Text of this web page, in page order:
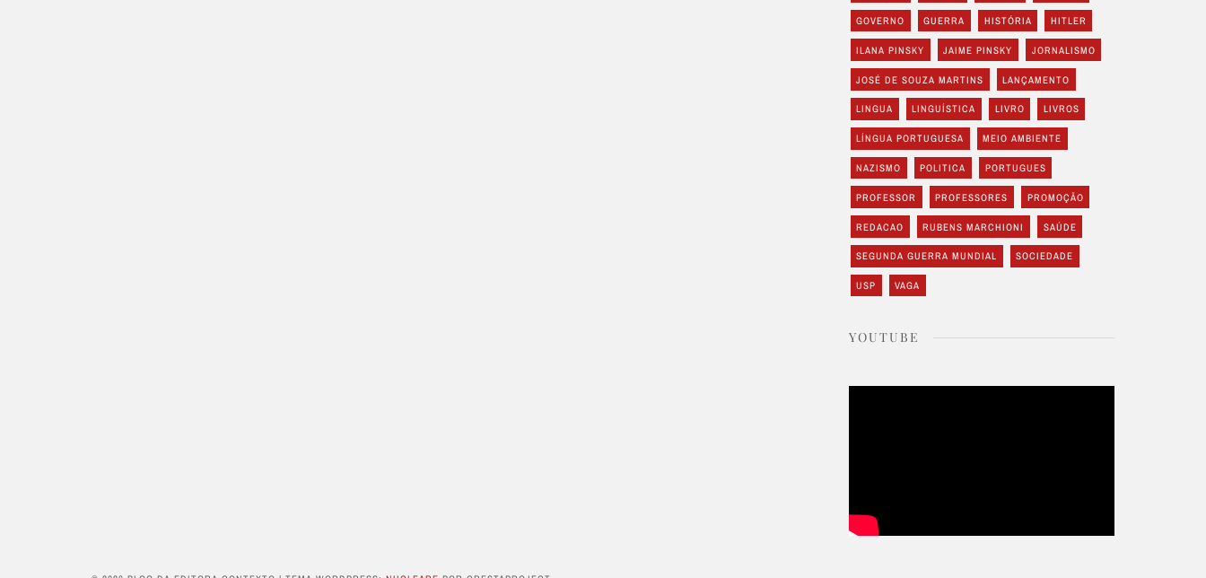
GOVERNO GUERRA HISTÓRIA HITLER
ILANA PINSKY JAIME PINSKY JORNALISMO
JOSÉ DE SOUZA MARTINS LANÇAMENTO
LINGUA LINGUÍSTICA LIVRO LIVROS
LÍNGUA PORTUGUESA MEIO AMBIENTE
NAZISMO POLITICA PORTUGUES
PROFESSOR PROFESSORES PROMOÇÃO
REDACAO RUBENS MARCHIONI SAÚDE
SEGUNDA GUERRA MUNDIAL SOCIEDADE
USP VAGA
YOUTUBE